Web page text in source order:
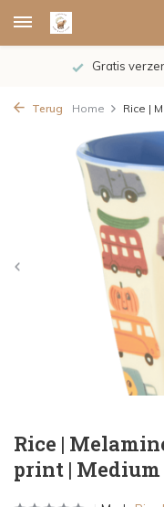
Gratis
Terug Home Rice |
Rice |
print | Medium